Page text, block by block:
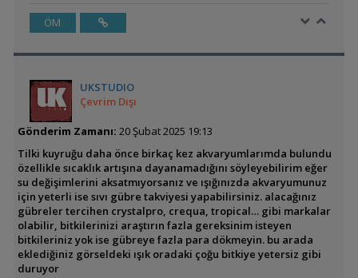
ÖM
UKSTUDIO
Çevrim Dışı
Gönderim Zamanı: 20 Şubat 2025 19:13
Tilki kuyruğu daha önce birkaç kez akvaryumlarımda bulundu
özellikle sıcaklık artışına dayanamadığını söyleyebilirim eğer
su değişimlerini aksatmıyorsanız ve ışığınızda akvaryumunuz
için yeterli ise sıvı gübre takviyesi yapabilirsiniz. alacağınız
gübreler tercihen crystalpro, crequa, tropical… gibi markalar
olabilir, bitkilerinizi araştırın fazla gereksinim isteyen
bitkileriniz yok ise gübreye fazla para dökmeyin. bu arada
eklediğiniz görseldeki ışık oradaki çoğu bitkiye yetersiz gibi
duruyor